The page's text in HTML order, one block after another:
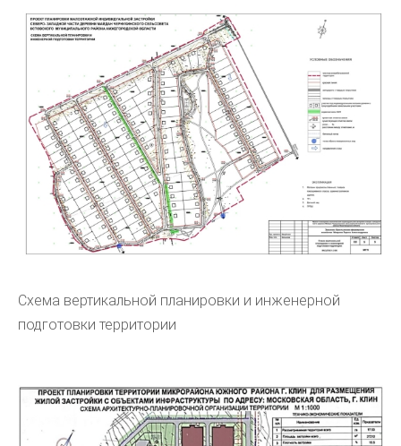
Схема вертикальной планировки и инженерной
подготовки территории